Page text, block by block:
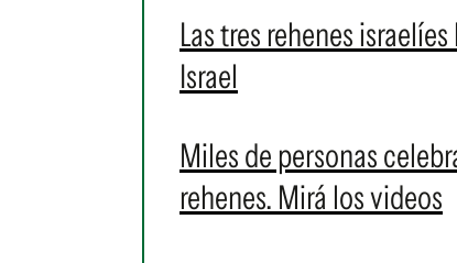
Las tres rehenes
Israel
Miles de personas
rehenes. Mirá los videos